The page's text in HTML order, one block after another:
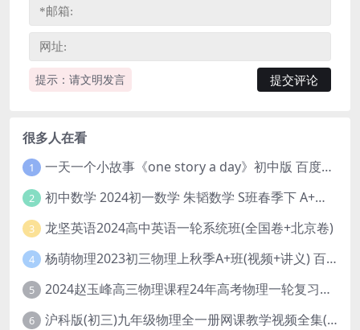
提示：请文明发言
很多人在看
1 一天一个小故事《one story a day》初中版 百度网盘分享下载
2 初中数学 2024初一数学 朱韬数学 S班春季下 A+班春季下 百度云网盘
3 龙坚英语2024高中英语一轮系统班(全国卷+北京卷)
4 杨萌物理2023初三物理上秋季A+班(视频+讲义) 百度网盘分享
5 2024赵玉峰高三物理课程24年高考物理一轮复习网课教程
6 沪科版(初三)九年级物理全一册网课教学视频全集(录播版 杜春雨 66讲)